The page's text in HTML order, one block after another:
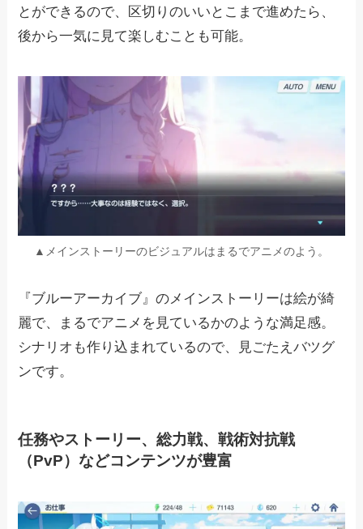
とができるので、区切りのいいとこまで進めたら、
後から一気に見て楽しむことも可能。
▲メインストーリーのビジュアルはまるでアニメのよう。
『ブルーアーカイブ』のメインストーリーは絵が綺
麗で、まるでアニメを見ているかのような満足感。
シナリオも作り込まれているので、見ごたえバツグ
ンです。
任務やストーリー、総力戦、戦術対抗戦
（PvP）などコンテンツが豊富